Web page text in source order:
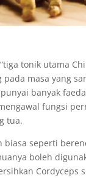
tonik utama
masa yang
banyak
fungsi
tua.
biasa seperti
boleh
Cordyceps